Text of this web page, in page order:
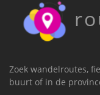
Zoek wandelroutes,
buurt of in de